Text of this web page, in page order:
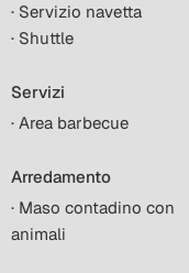
· Servizio navetta
· Shuttle
Servizi
· Area barbecue
Arredamento
· Maso contadino con
animali